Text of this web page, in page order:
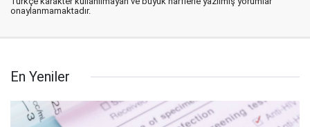
onaylanmamaktadır.
En Yeniler